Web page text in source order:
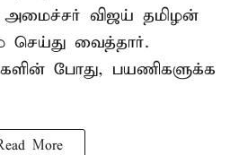
அமைச்சர் விஜய் தமிழன்
செய்து வைத்தார்.
போது, பயணிகளுக்க
More